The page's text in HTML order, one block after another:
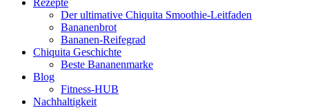
Rezepte
Der ultimative Chiquita Smoothie-Leitfaden
Bananenbrot
Bananen-Reifegrad
Chiquita Geschichte
Beste Bananenmarke
Blog
Fitness-HUB
Nachhaltigkeit